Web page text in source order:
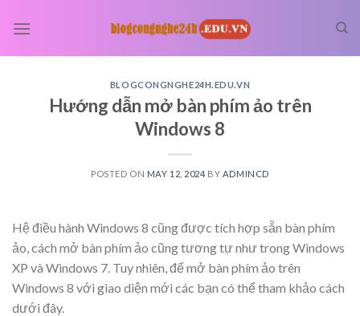
BLOGCONGNGHE24H.EDU.VN
Hướng dẫn mở bàn phím ảo trên
Windows 8
POSTED ON MAY 12, 2024 BY ADMINCD
Hệ điều hành Windows 8 cũng được tích hợp sẵn bàn phím
ảo, cách mở bàn phím ảo cũng tương tự như trong Windows
XP và Windows 7. Tuy nhiên, để mở bàn phím ảo trên
Windows 8 với giao diện mới các bạn có thể tham khảo cách
dưới đây.